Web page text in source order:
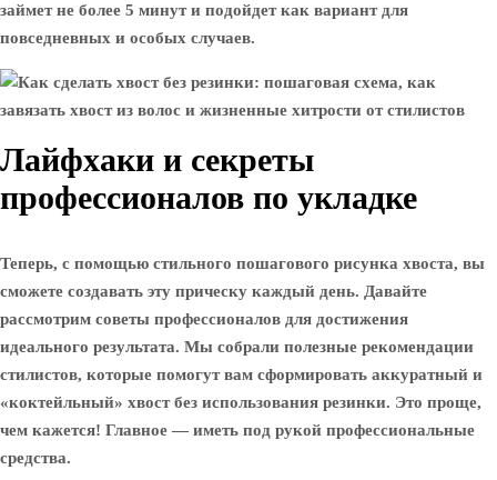
займет не более 5 минут и подойдет как вариант для
повседневных и особых случаев.
Лайфхаки и секреты
профессионалов по укладке
Теперь, с помощью стильного пошагового рисунка хвоста, вы
сможете создавать эту прическу каждый день. Давайте
рассмотрим советы профессионалов для достижения
идеального результата. Мы собрали полезные рекомендации
стилистов, которые помогут вам сформировать аккуратный и
«коктейльный» хвост без использования резинки. Это проще,
чем кажется! Главное — иметь под рукой профессиональные
средства.